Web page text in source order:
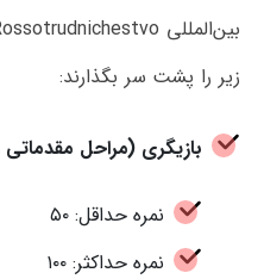
زیر را پشت سر بگذارند:
بازیگری (مراحل
نمره حداقل: ۵۰
نمره حداکثر: ۱۰۰